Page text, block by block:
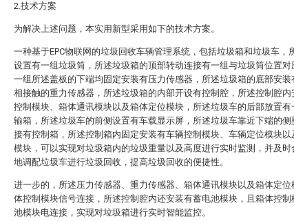
2.技术方案
为解决上述问题，本实用新型采用如下的技术方案。
一种基于EPC物联网的垃圾回收车辆管理系统，包括垃圾箱和垃圾车，
设置有一组垃圾筒，所述垃圾箱的顶部转动连接有一组与垃圾筒位置对
一组所述盖板的下端均固定安装有压力传感器，所述垃圾箱的底部安装
相接触的重力传感器，所述垃圾箱的内部开设有控制腔，所述控制腔内
控制模块、箱体通讯模块以及箱体定位模块，所述垃圾车的后部放置有
输箱，所述垃圾车的前侧设置有车载显示屏，所述垃圾车靠近下端的侧
接有控制箱，所述控制箱内固定安装有车辆控制模块、车辆定位模块以
模块，可以实现对垃圾箱内的垃圾重量以及高度进行实时监测，并及时
地调配垃圾车进行垃圾回收，提高垃圾回收的便捷性。
进一步的，所述压力传感器、重力传感器、箱体通讯模块以及箱体定位
体控制模块信号连接，所述控制腔内还安装有蓄电池模块，且箱体控制
池模块电连接，实现对垃圾箱进行实时智能监控。